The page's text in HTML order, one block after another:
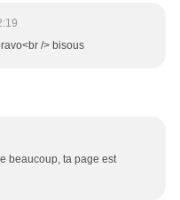
/> bisous
beaucoup, ta page est